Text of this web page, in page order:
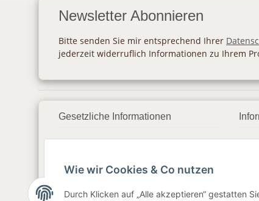
Newsletter Abonnieren
Bitte senden Sie mir entsprechend Ihrer
jederzeit widerruflich Informationen zu Ihrem
Gesetzliche Informationen
AGB
Sitemap
Wie wir Cookies & Co nutzen
Durch Klicken auf „Alle akzeptieren“ gestatten